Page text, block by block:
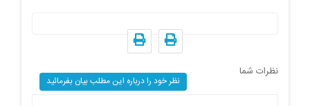
نظرات شما
نظر خود را درباره این مطلب بیان بفرمائید